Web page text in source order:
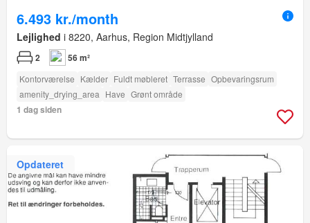
6.493 kr./month
Lejlighed i 8220, Aarhus, Region Midtjylland
2 56 m²
Kontorværelse Kælder Fuldt møbleret Terrasse Opbevaringsrum
amenity_drying_area Have Grønt område
1 dag siden
Opdateret